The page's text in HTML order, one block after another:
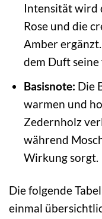
Intensität wird
Rose und die
Amber
dem Duft
Basisnote: Die
warmen und
Zedernholz
während
Wirkung sorgt.
Die folgende
einmal